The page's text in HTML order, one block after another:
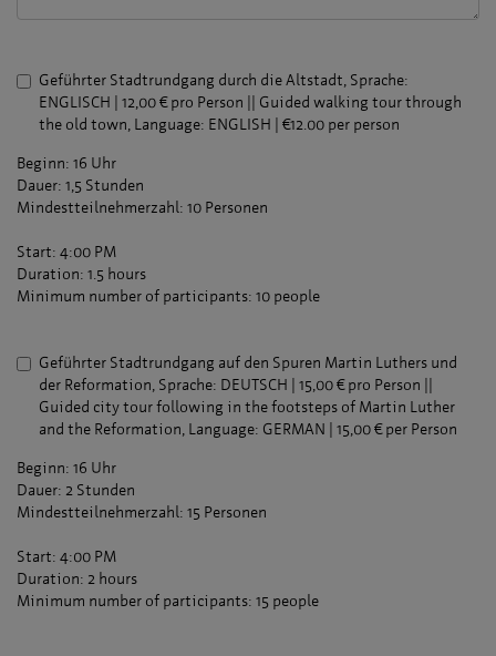
Geführter Stadtrundgang durch die Altstadt, Sprache:
ENGLISCH | 12,00 € pro Person || Guided walking tour through
the old town, Language: ENGLISH | €12.00 per person
Beginn: 16 Uhr
Dauer: 1,5 Stunden
Mindestteilnehmerzahl: 10 Personen
Start: 4:00 PM
Duration: 1.5 hours
Minimum number of participants: 10 people
Geführter Stadtrundgang auf den Spuren Martin Luthers und
der Reformation, Sprache: DEUTSCH | 15,00 € pro Person ||
Guided city tour following in the footsteps of Martin Luther
and the Reformation, Language: GERMAN | 15,00 € per Person
Beginn: 16 Uhr
Dauer: 2 Stunden
Mindestteilnehmerzahl: 15 Personen
Start: 4:00 PM
Duration: 2 hours
Minimum number of participants: 15 people